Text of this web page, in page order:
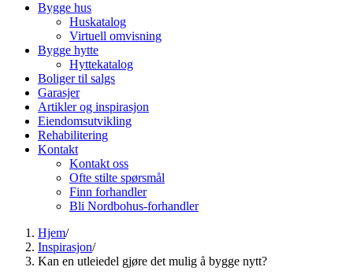
Bygge hus
Huskatalog
Virtuell omvisning
Bygge hytte
Hyttekatalog
Boliger til salgs
Garasjer
Artikler og inspirasjon
Eiendomsutvikling
Rehabilitering
Kontakt
Kontakt oss
Ofte stilte spørsmål
Finn forhandler
Bli Nordbohus-forhandler
Hjem/
Inspirasjon/
Kan en utleiedel gjøre det mulig å bygge nytt?